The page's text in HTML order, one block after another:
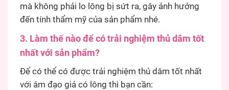
mà không phải lo lông bị sứt ra, gây ảnh hưởng
đến tính thẩm mỹ của sản phẩm nhé.
3. Làm thế nào để có trải nghiệm thủ dâm tốt
nhất với sản phẩm?
Để có thể có được trải nghiệm thủ dâm tốt nhất
với âm đạo giả có lông thì bạn cần: